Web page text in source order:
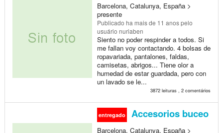
Barcelona, Catalunya, España >
presente
Publicado ha mais de 11 anospelo
usuário nuriaben
Siento no poder respinder a todos. Si
me fallan voy contactando. 4 bolsas de
ropavariada, pantalones, faldas,
camisetas, abrigos... Tiene olor a
humedad de estar guardada, pero con
un lavado se le...
3872 leituras , 2 comentários
entregado Accesorios buceo
Barcelona, Catalunya, España >